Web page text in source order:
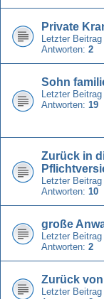
Private
Letzter
Antworten: 2
Sohn
Letzter
Antworten: 19
Zurück in
Letzter
Antworten: 10
große
Letzter
Antworten: 2
Zurück
Letzter